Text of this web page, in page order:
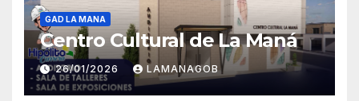
GAD LA MANA
Centro Cultural de La Maná
26/01/2026 LAMANAGOB